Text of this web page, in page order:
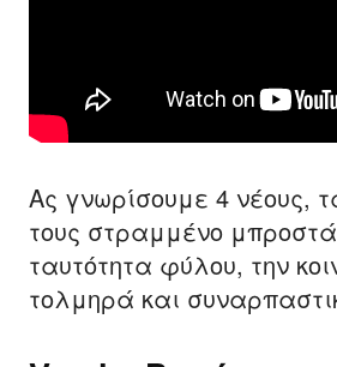
Ας γνωρίσουμε 4 νέους,
τους στραμμένο
ταυτότητα φύλου, την
τολμηρά και